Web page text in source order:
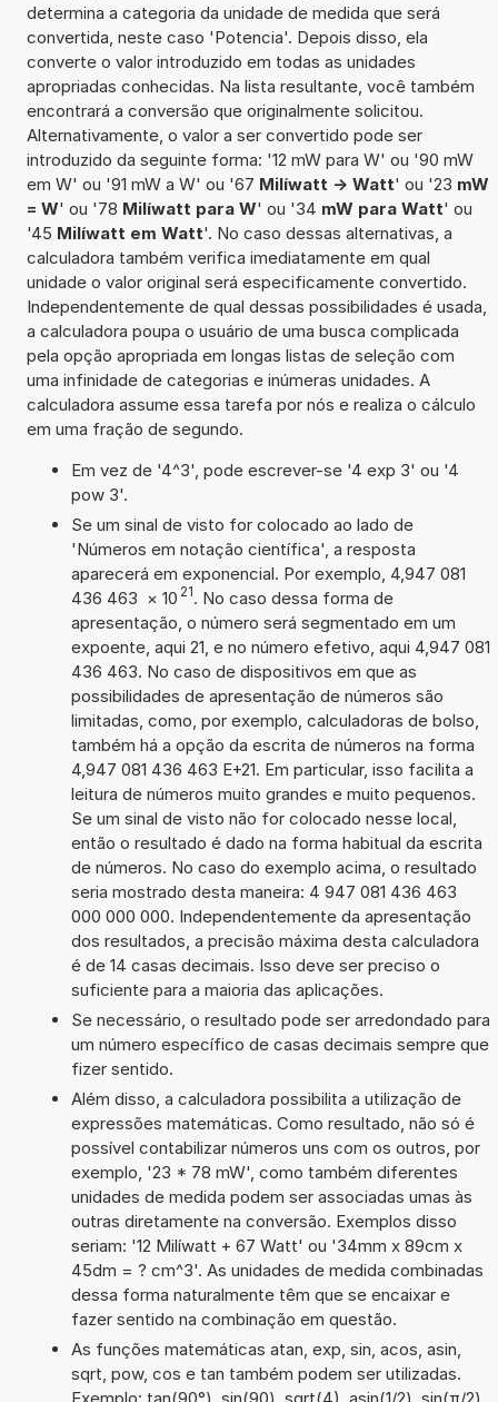
determina a categoria da unidade de medida que será
convertida, neste caso 'Potencia'. Depois disso, ela
converte o valor introduzido em todas as unidades
apropriadas conhecidas. Na lista resultante, você também
encontrará a conversão que originalmente solicitou.
Alternativamente, o valor a ser convertido pode ser
introduzido da seguinte forma: '12 mW para W' ou '90 mW
em W' ou '91 mW a W' ou '67 Milíwatt -> Watt' ou '23 mW
= W' ou '78 Milíwatt para W' ou '34 mW para Watt' ou
'45 Milíwatt em Watt'. No caso dessas alternativas, a
calculadora também verifica imediatamente em qual
unidade o valor original será especificamente convertido.
Independentemente de qual dessas possibilidades é usada,
a calculadora poupa o usuário de uma busca complicada
pela opção apropriada em longas listas de seleção com
uma infinidade de categorias e inúmeras unidades. A
calculadora assume essa tarefa por nós e realiza o cálculo
em uma fração de segundo.
Em vez de '4^3', pode escrever-se '4 exp 3' ou '4
pow 3'.
Se um sinal de visto for colocado ao lado de
'Números em notação científica', a resposta
aparecerá em exponencial. Por exemplo, 4,947 081
436 463 × 10 21. No caso dessa forma de
apresentação, o número será segmentado em um
expoente, aqui 21, e no número efetivo, aqui 4,947 081
436 463. No caso de dispositivos em que as
possibilidades de apresentação de números são
limitadas, como, por exemplo, calculadoras de bolso,
também há a opção da escrita de números na forma
4,947 081 436 463 E+21. Em particular, isso facilita a
leitura de números muito grandes e muito pequenos.
Se um sinal de visto não for colocado nesse local,
então o resultado é dado na forma habitual da escrita
de números. No caso do exemplo acima, o resultado
seria mostrado desta maneira: 4 947 081 436 463
000 000 000. Independentemente da apresentação
dos resultados, a precisão máxima desta calculadora
é de 14 casas decimais. Isso deve ser preciso o
suficiente para a maioria das aplicações.
Se necessário, o resultado pode ser arredondado para
um número específico de casas decimais sempre que
fizer sentido.
Além disso, a calculadora possibilita a utilização de
expressões matemáticas. Como resultado, não só é
possível contabilizar números uns com os outros, por
exemplo, '23 * 78 mW', como também diferentes
unidades de medida podem ser associadas umas às
outras diretamente na conversão. Exemplos disso
seriam: '12 Milíwatt + 67 Watt' ou '34mm x 89cm x
45dm = ? cm^3'. As unidades de medida combinadas
dessa forma naturalmente têm que se encaixar e
fazer sentido na combinação em questão.
As funções matemáticas atan, exp, sin, acos, asin,
sqrt, pow, cos e tan também podem ser utilizadas.
Exemplo: tan(90°), sin(90), sqrt(4), asin(1/2), sin(π/2),